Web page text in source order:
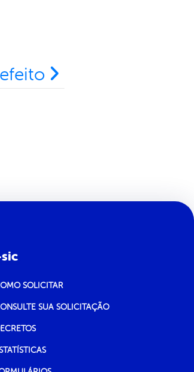
SOLICITAR
SUA SOLICITAÇÃO